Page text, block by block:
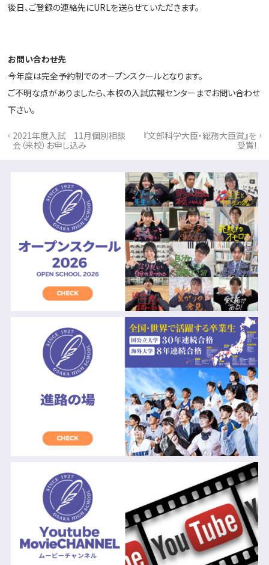
後日、ご登録の連絡先にURLを送らせていただきます。
お問い合わせ先
今年度は完全予約制でのオープンスクールとなります。
ご不明な点がありましたら、本校の入試広報センターまでお問い合わせ
下さい。
‹ 2021年度入試 11月個別相談
会（来校）お申し込み
『文部科学大臣・総務大臣賞』を
受賞!
›